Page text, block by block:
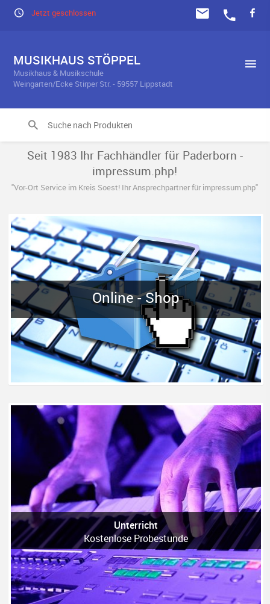
Jetzt geschlossen
MUSIKHAUS STÖPPEL
Musikhaus & Musikschule
Weingarten/Ecke Stirper Str. - 59557 Lippstadt
Seit 1983 Ihr Fachhändler für Paderborn -
impressum.php!
"Vor-Ort Service im Kreis Soest! Ihr Ansprechpartner für impressum.php"
Online - Shop
Unterricht
Kostenlose Probestunde